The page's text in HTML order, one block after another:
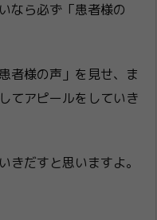
なら必ず「患者様の
者様の声」を見せ、ま
てアピールをしていき
きだすと思いますよ。